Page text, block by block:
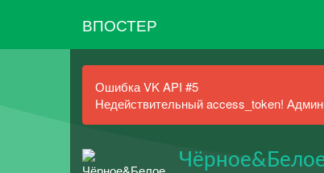
ВПОСТЕР
Ошибка VK API #5
Недействительный access_token!